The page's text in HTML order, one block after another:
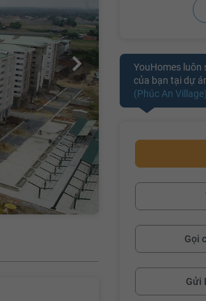
YouHomes luôn
của bạn tại dự
(Phúc An Village)
Gọi
Gửi